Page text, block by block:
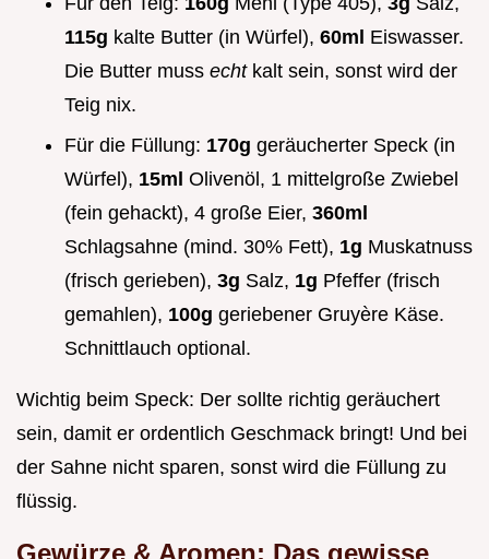
115g kalte Butter (in Würfel), 60ml Eiswasser.
Die Butter muss echt kalt sein, sonst wird der
Teig nix.
Für die Füllung: 170g geräucherter Speck (in
Würfel), 15ml Olivenöl, 1 mittelgroße Zwiebel
(fein gehackt), 4 große Eier, 360ml
Schlagsahne (mind. 30% Fett), 1g Muskatnuss
(frisch gerieben), 3g Salz, 1g Pfeffer (frisch
gemahlen), 100g geriebener Gruyère Käse.
Schnittlauch optional.
Wichtig beim Speck: Der sollte richtig geräuchert
sein, damit er ordentlich Geschmack bringt! Und bei
der Sahne nicht sparen, sonst wird die Füllung zu
flüssig.
Gewürze & Aromen: Das gewisse